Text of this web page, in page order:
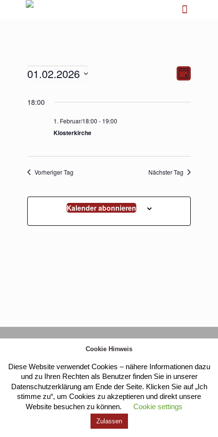
Ansichten-
Navigation
Ansichten-
Tag
01.02.2026
wählen.
18:00
1. Februar/18:00 - 19:00
Klosterkirche
Vorheriger Tag Nächster Tag
Kalender abonnieren
Kloster Heilig Kreuz |Impressum
Cookie Hinweis
Diese Website verwendet Cookies – nähere Informationen dazu
und zu Ihren Rechten als Benutzer finden Sie in unserer
Datenschutzerklärung am Ende der Seite. Klicken Sie auf „Ich
stimme zu“, um Cookies zu akzeptieren und direkt unsere
Website besuchen zu können.
Cookie settings
Zulassen